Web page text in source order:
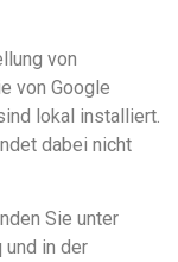
von
von Google
lokal installiert.
dabei nicht
Sie unter
in der